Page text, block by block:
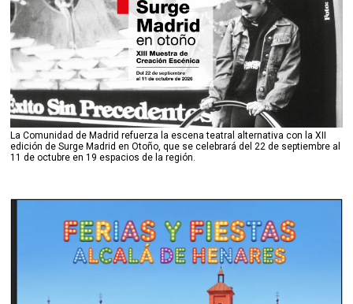
La Comunidad de Madrid refuerza la escena teatral alternativa con la XII
edición de Surge Madrid en Otoño, que se celebrará del 22 de septiembre al
11 de octubre en 19 espacios de la región.